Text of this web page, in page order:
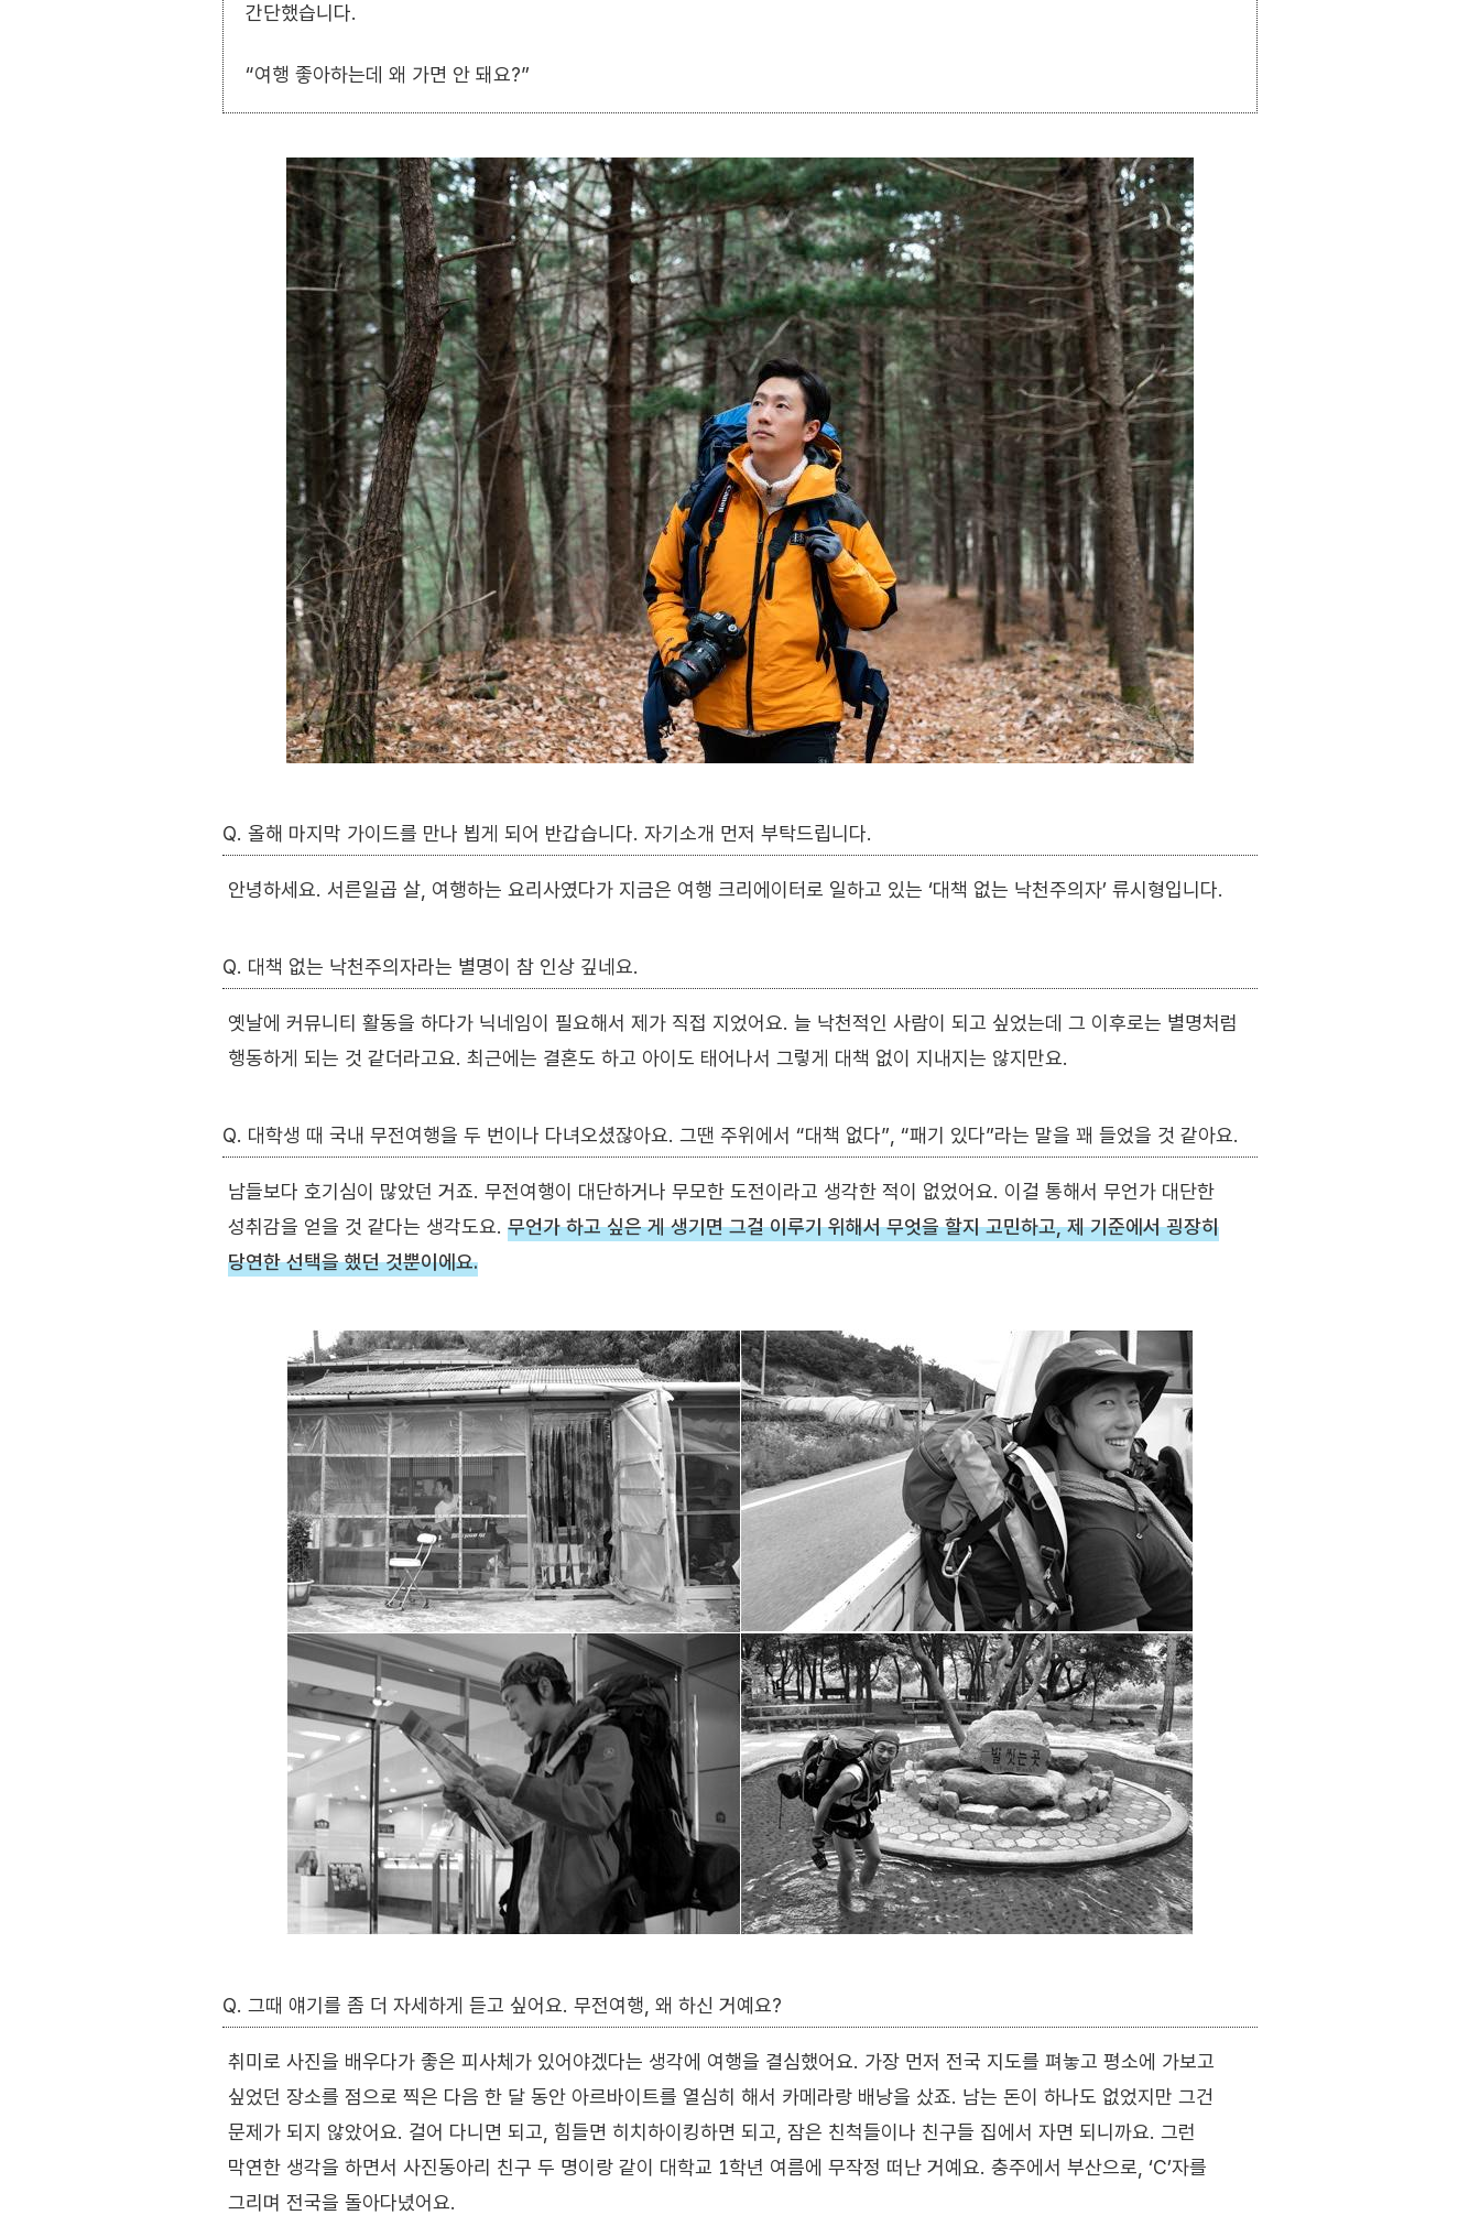
간단했습니다.
“여행 좋아하는데 왜 가면 안 돼요?”
Q. 올해 마지막 가이드를 만나 뵙게 되어 반갑습니다. 자기소개 먼저 부탁드립니다.
안녕하세요. 서른일곱 살, 여행하는 요리사였다가 지금은 여행 크리에이터로 일하고 있는 ‘대책 없는 낙천주의자’ 류시형입니다.
Q. 대책 없는 낙천주의자라는 별명이 참 인상 깊네요.
옛날에 커뮤니티 활동을 하다가 닉네임이 필요해서 제가 직접 지었어요. 늘 낙천적인 사람이 되고 싶었는데 그 이후로는 별명처럼
행동하게 되는 것 같더라고요. 최근에는 결혼도 하고 아이도 태어나서 그렇게 대책 없이 지내지는 않지만요.
Q. 대학생 때 국내 무전여행을 두 번이나 다녀오셨잖아요. 그땐 주위에서 “대책 없다”, “패기 있다”라는 말을 꽤 들었을 것 같아요.
남들보다 호기심이 많았던 거죠. 무전여행이 대단하거나 무모한 도전이라고 생각한 적이 없었어요. 이걸 통해서 무언가 대단한
성취감을 얻을 것 같다는 생각도요. 무언가 하고 싶은 게 생기면 그걸 이루기 위해서 무엇을 할지 고민하고, 제 기준에서 굉장히
당연한 선택을 했던 것뿐이에요.
Q. 그때 얘기를 좀 더 자세하게 듣고 싶어요. 무전여행, 왜 하신 거예요?
취미로 사진을 배우다가 좋은 피사체가 있어야겠다는 생각에 여행을 결심했어요. 가장 먼저 전국 지도를 펴놓고 평소에 가보고
싶었던 장소를 점으로 찍은 다음 한 달 동안 아르바이트를 열심히 해서 카메라랑 배낭을 샀죠. 남는 돈이 하나도 없었지만 그건
문제가 되지 않았어요. 걸어 다니면 되고, 힘들면 히치하이킹하면 되고, 잠은 친척들이나 친구들 집에서 자면 되니까요. 그런
막연한 생각을 하면서 사진동아리 친구 두 명이랑 같이 대학교 1학년 여름에 무작정 떠난 거예요. 충주에서 부산으로, ‘C’자를
그리며 전국을 돌아다녔어요.